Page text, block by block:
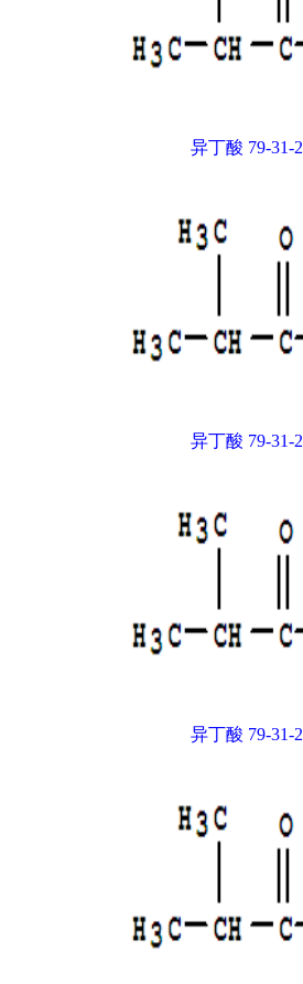
异丁酸 79-31-2
异丁酸 79-31-2
异丁酸 79-31-2